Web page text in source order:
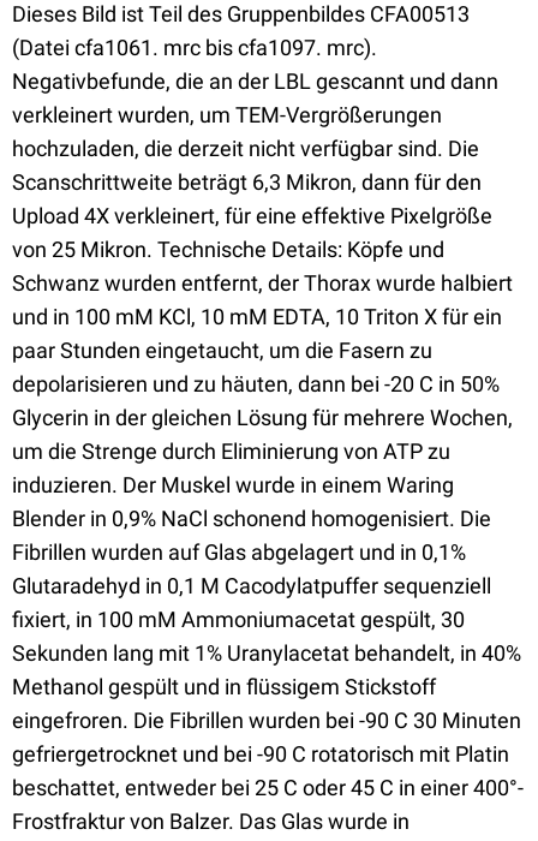
Dieses Bild ist Teil des Gruppenbildes CFA00513
(Datei cfa1061. mrc bis cfa1097. mrc).
Negativbefunde, die an der LBL gescannt und dann
verkleinert wurden, um TEM-Vergrößerungen
hochzuladen, die derzeit nicht verfügbar sind. Die
Scanschrittweite beträgt 6,3 Mikron, dann für den
Upload 4X verkleinert, für eine effektive Pixelgröße
von 25 Mikron. Technische Details: Köpfe und
Schwanz wurden entfernt, der Thorax wurde halbiert
und in 100 mM KCl, 10 mM EDTA, 10 Triton X für ein
paar Stunden eingetaucht, um die Fasern zu
depolarisieren und zu häuten, dann bei -20 C in 50%
Glycerin in der gleichen Lösung für mehrere Wochen,
um die Strenge durch Eliminierung von ATP zu
induzieren. Der Muskel wurde in einem Waring
Blender in 0,9% NaCl schonend homogenisiert. Die
Fibrillen wurden auf Glas abgelagert und in 0,1%
Glutaradehyd in 0,1 M Cacodylatpuffer sequenziell
fixiert, in 100 mM Ammoniumacetat gespült, 30
Sekunden lang mit 1% Uranylacetat behandelt, in 40%
Methanol gespült und in flüssigem Stickstoff
eingefroren. Die Fibrillen wurden bei -90 C 30 Minuten
gefriergetrocknet und bei -90 C rotatorisch mit Platin
beschattet, entweder bei 25 C oder 45 C in einer 400°-
Frostfraktur von Balzer. Das Glas wurde in